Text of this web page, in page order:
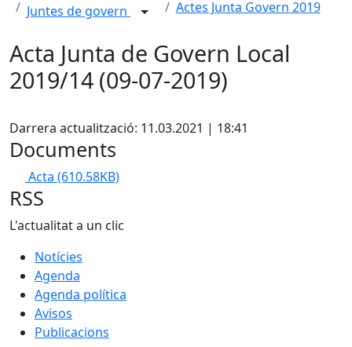
Juntes de govern
Actes Junta Govern 2019
Acta Junta de Govern Local
2019/14 (09-07-2019)
Darrera actualització: 11.03.2021 | 18:41
Documents
Acta (610.58KB)
RSS
L'actualitat a un clic
Notícies
Agenda
Agenda política
Avisos
Publicacions